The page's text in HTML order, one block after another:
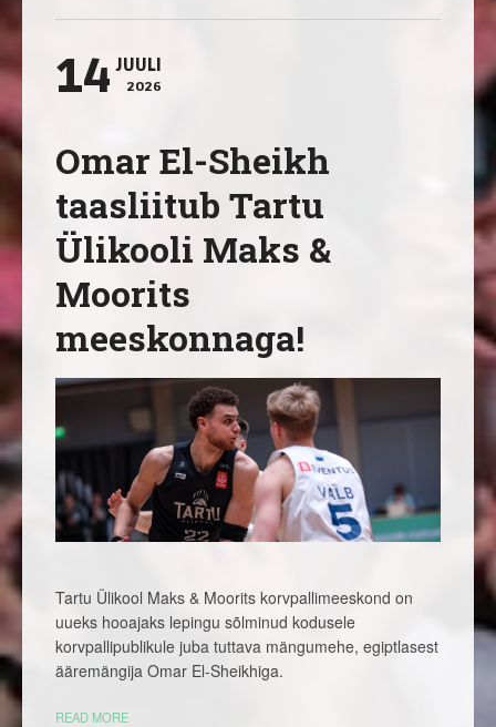
14 JUULI
2026
Omar El-Sheikh
taasliitub Tartu
Ülikooli Maks &
Moorits
meeskonnaga!
Tartu Ülikool Maks & Moorits korvpallimeeskond on
uueks hooajaks lepingu sõlminud kodusele
korvpallipublikule juba tuttava mängumehe, egiptlasest
ääremängija Omar El-Sheikhiga.
READ MORE